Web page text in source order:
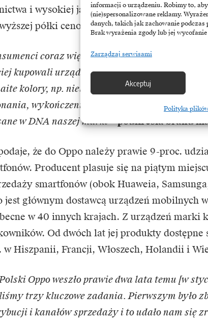
informacji o urządzeniu. Robimy to,
(nie)spersonalizowane reklamy.
danych, takich jak zachowanie
Brak wyrażenia zgody lub jej
Zarządzaj serwisami
Akceptuj
Polityka
i wysokiej jakości materiałów,
półki cenowej.
coraz większą wagę przykładają do
kupowali urządzenia w kolorze białym lub
kolory, np. niebieski, różowy, żółty.
wykończenie, dbałość o detale – to
w DNA naszej marki–podkreśla brand
że do Oppo należy prawie 9-proc.
Producent plasuje się na piątym
smartfonów (obok Huaweia,
jest głównym dostawcą urządzeń mobilnych
w 40 innych krajach. Z urządzeń marki
Od dwóch lat jej produkty dostępne
w Hiszpanii, Francji, Włoszech, Holandii i
Oppo weszło prawie dwa lata temu [w
trzy kluczowe zadania. Pierwszym było
i kanałów sprzedaży i to udało nam się